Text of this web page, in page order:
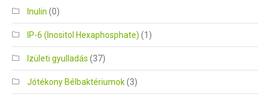
Inulin (0)
IP-6 (Inositol Hexaphosphate) (1)
Izületi gyulladás (37)
Jótékony Bélbaktériumok(3)